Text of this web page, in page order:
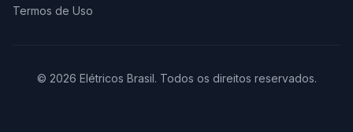
Termos de Uso
© 2026 Elétricos Brasil. Todos os direitos reservados.